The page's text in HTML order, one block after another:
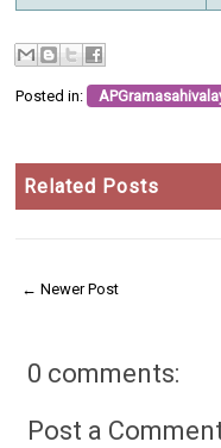
Posted in:
Related Posts
← Newer Post
0 comments:
Post a